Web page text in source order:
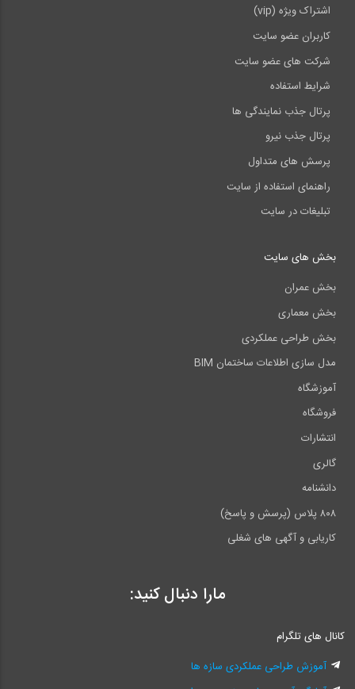
اشتراک ویژه (vip)
کاربران عضو سایت
شرکت های عضو سایت
شرایط استفاده
پرتال جذب نمایندگی ها
پرتال جذب نیرو
پرسش های متداول
راهنمای استفاده از سایت
تبلیغات در سایت
بخش های سایت
بخش عمران
بخش معماری
بخش طراحی عملکردی
مدل سازی اطلاعات ساختمان BIM
آموزشگاه
فروشگاه
انتشارات
گالری
دانشنامه
۸۰۸ پلاس (پرسش و پاسخ)
کاریابی و آگهی های شغلی
مارا دنبال کنید:
کانال های تلگرام
آموزش طراحی عملکردی سازه ها